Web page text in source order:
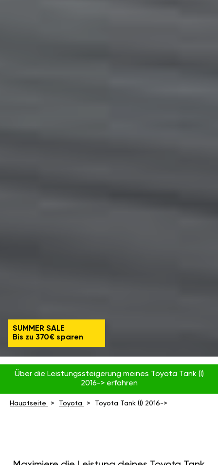
SUMMER SALE
Bis zu 370€ sparen
Über die Leistungssteigerung meines Toyota Tank (I)
2016-> erfahren
Hauptseite Toyota Toyota Tank (I) 2016->